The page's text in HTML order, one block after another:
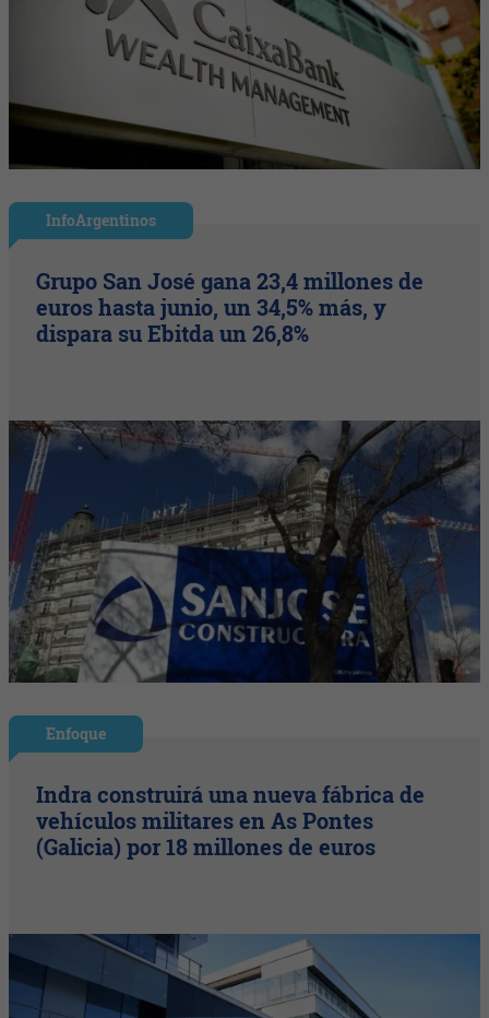
InfoArgentinos
Grupo San José gana 23,4 millones de
euros hasta junio, un 34,5% más, y
dispara su Ebitda un 26,8%
Enfoque
Indra construirá una nueva fábrica de
vehículos militares en As Pontes
(Galicia) por 18 millones de euros